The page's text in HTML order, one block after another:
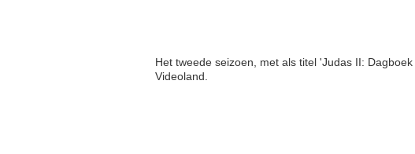
Het tweede seizoen, met als titel 'Judas II:
Videoland.